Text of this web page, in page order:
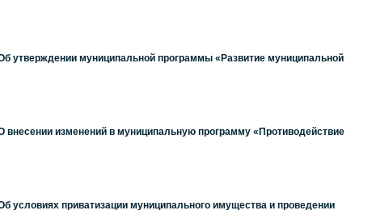
утверждении муниципальной программы «Развитие муниципальной
внесении изменений в муниципальную программу «Противодействие
условиях приватизации муниципального имущества и проведении